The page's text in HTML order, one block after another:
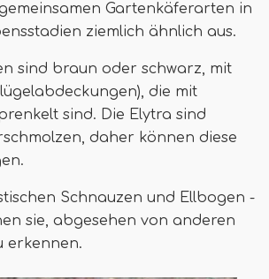
Gartenkäferarten in
ziemlich ähnlich aus.
sind braun oder schwarz, mit
die mit
sind. Die Elytra sind
daher können diese
Schnauzen und Ellbogen -
sie, abgesehen von anderen
erkennen.